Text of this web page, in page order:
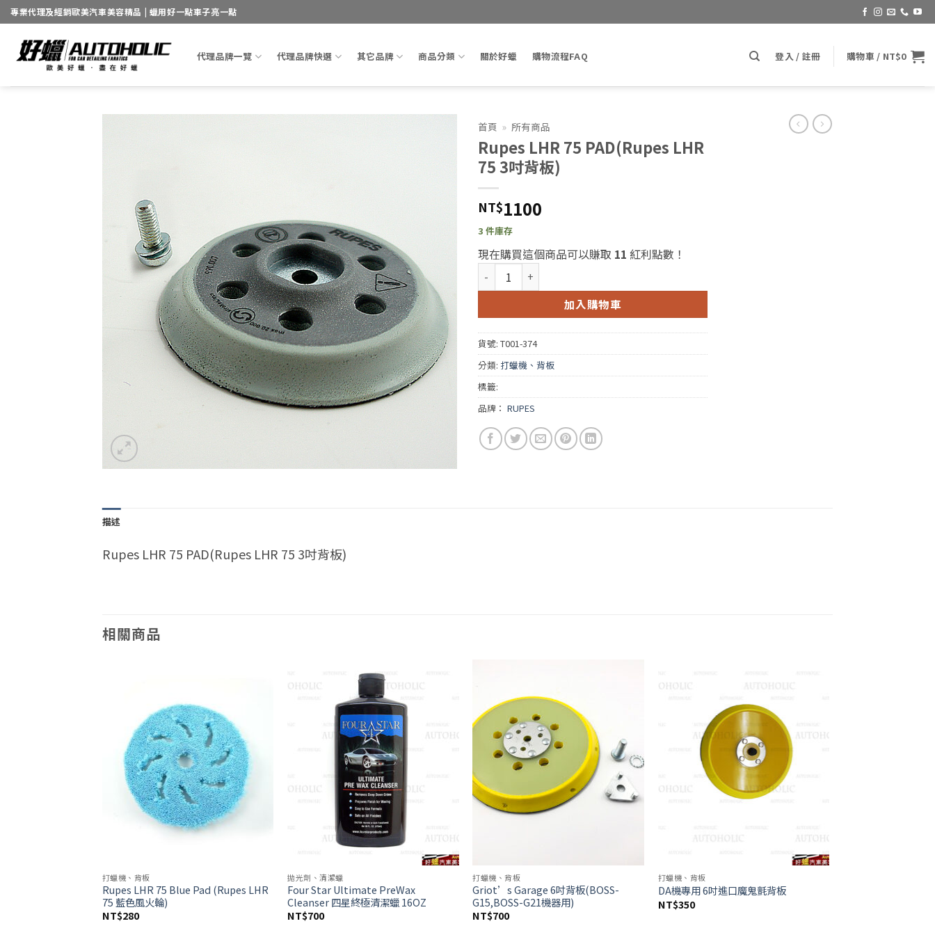
Skip
to
content
專業代理及經銷歐美汽車美容精品 | 蠟用好一點車子亮一點
代理品牌一覽 代理品牌快選 其它品牌 商品分類 關於好蠟 購物流程FAQ 登入 / 註冊 購物車 / NT$0
首頁 » 所有商品
Rupes LHR 75 PAD(Rupes LHR
75 3吋背板)
NT$1100
3 件庫存
現在購買這個商品可以賺取 11 紅利點數！
Rupes LHR 75 PAD(Rupes LHR 75 3吋背板) 數量
加入購物車
貨號: T001-374
分類: 打蠟機、背板
標籤:
品牌： RUPES
描述
Rupes LHR 75 PAD(Rupes LHR 75 3吋背板)
相關商品
打蠟機、背板
Rupes LHR 75 Blue Pad (Rupes LHR
75 藍色風火輪)
NT$280
拋光劑、清潔蠟
Four Star Ultimate PreWax
Cleanser 四星終極清潔蠟 16OZ
NT$700
打蠟機、背板
Griot’s Garage 6吋背板(BOSS-
G15,BOSS-G21機器用)
NT$700
打蠟機、背板
DA機專用 6吋進口魔鬼氈背板
NT$350